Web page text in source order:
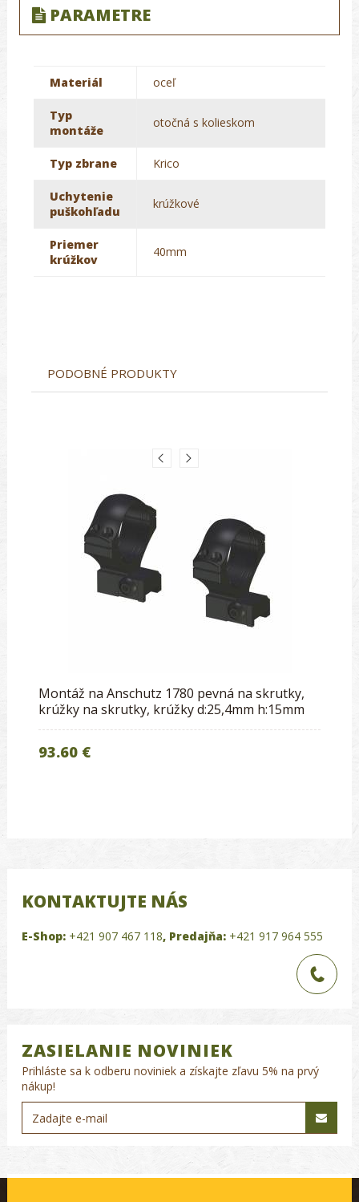
PARAMETRE
Materiál oceľ
Typ
montáže
otočná s kolieskom
Typ zbrane Krico
Uchytenie
puškohľadu
krúžkové
Priemer
krúžkov
40mm
PODOBNÉ PRODUKTY
Montáž na Anschutz 1780 pevná na skrutky,
krúžky na skrutky, krúžky d:25,4mm h:15mm
93.60 €
KONTAKTUJTE NÁS
E-Shop: +421 907 467 118, Predajňa: +421 917 964 555
ZASIELANIE NOVINIEK
Prihláste sa k odberu noviniek a získajte zľavu 5% na prvý
nákup!